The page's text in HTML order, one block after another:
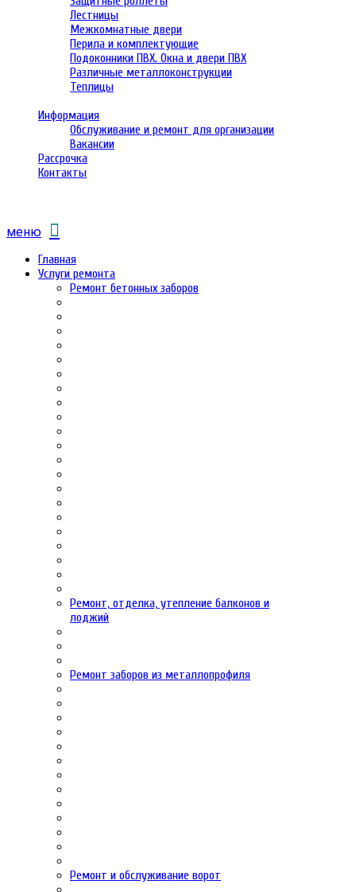
Лестницы
Межкомнатные двери
Перила и комплектующие
Подоконники ПВХ. Окна и двери ПВХ
Различные металлоконструкции
Теплицы
Информация
Обслуживание и ремонт для организации
Вакансии
Рассрочка
Контакты
меню
Главная
Услуги ремонта
Ремонт бетонных заборов
Ремонт, отделка, утепление балконов и
лоджий
Ремонт заборов из металлопрофиля
Ремонт и обслуживание ворот